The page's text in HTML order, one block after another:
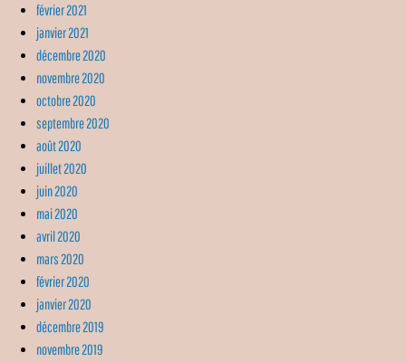
février 2021
janvier 2021
décembre 2020
novembre 2020
octobre 2020
septembre 2020
août 2020
juillet 2020
juin 2020
mai 2020
avril 2020
mars 2020
février 2020
janvier 2020
décembre 2019
novembre 2019